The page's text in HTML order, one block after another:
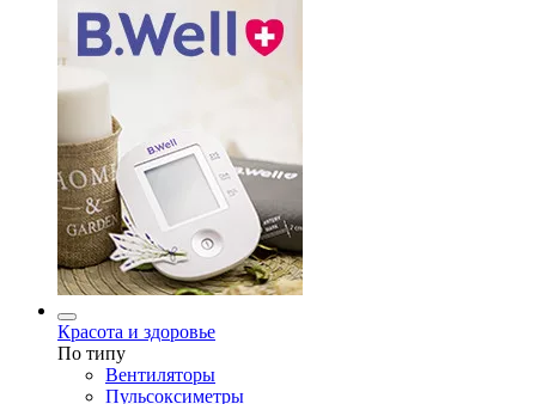
Красота и здоровье
По типу
Вентиляторы
Пульсоксиметры